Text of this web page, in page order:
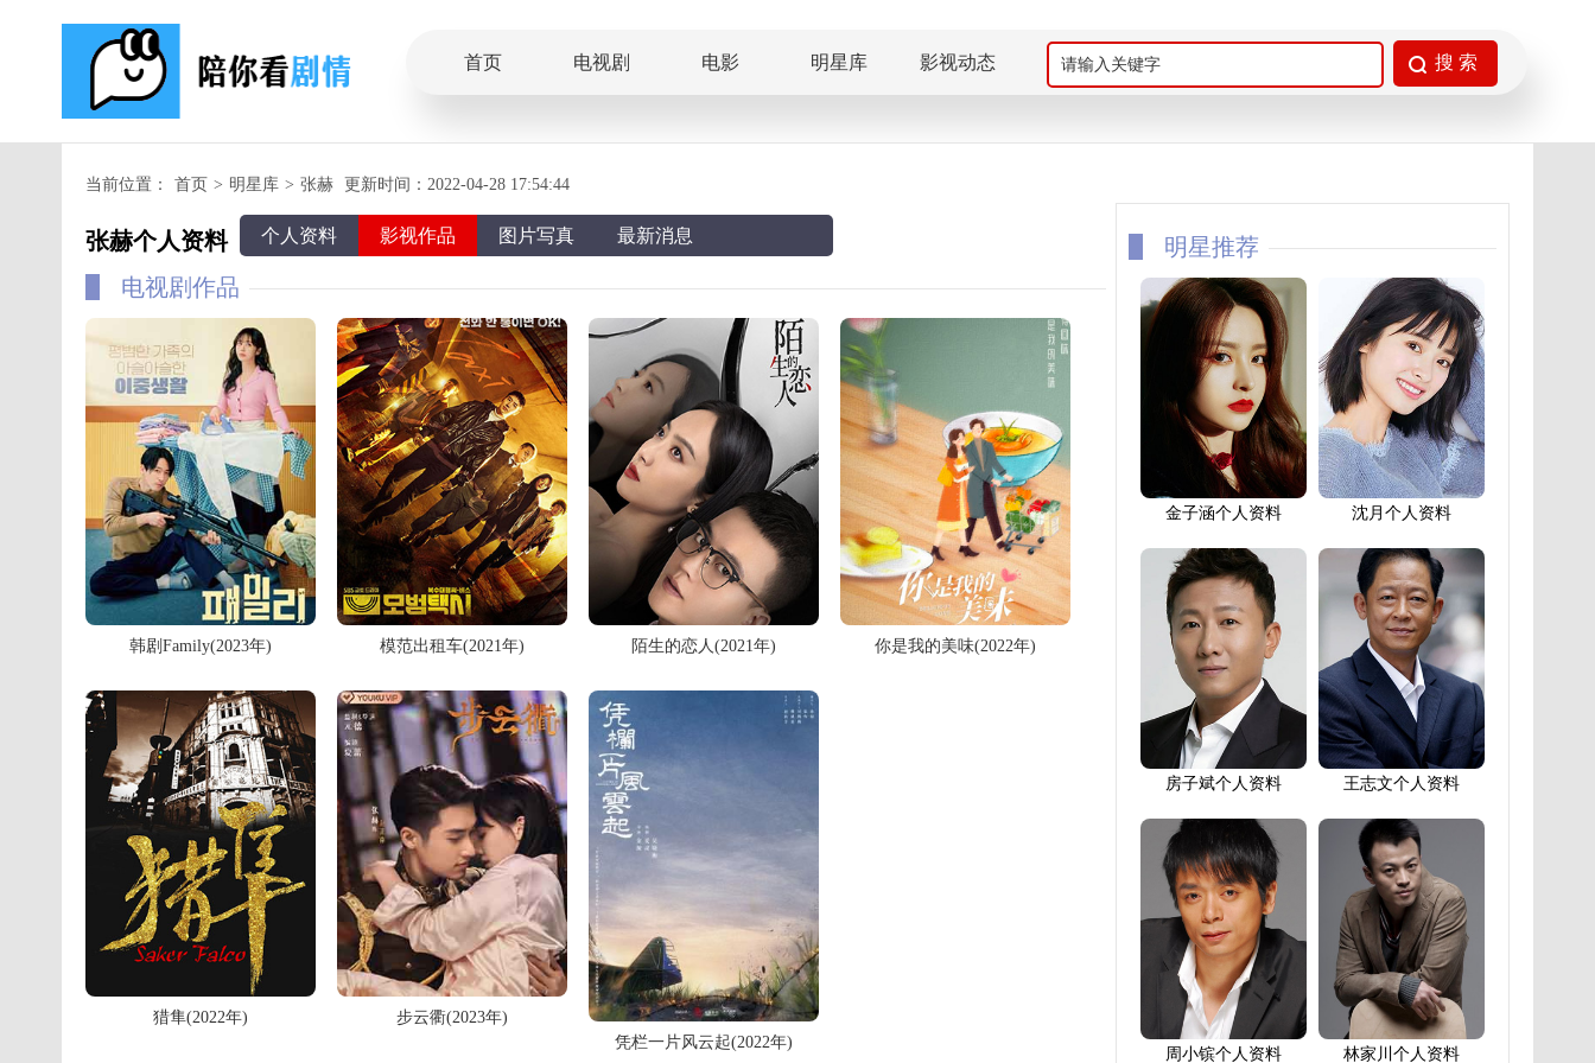
首页 电视剧 电影 明星库 影视动态
当前位置： 首页 > 明星库 > 张赫 更新时间：2022-04-28 17:54:44
张赫个人资料 个人资料 影视作品 图片写真 最新消息
电视剧作品
韩剧Family(2023年) 模范出租车(2021年) 陌生的恋人(2021年) 你是我的美味(2022年)
猎隼(2022年)
步云衢(2023年)
凭栏一片风云起(2022年)
明星推荐
金子涵个人资料 沈月个人资料
房子斌个人资料 王志文个人资料
周小镔个人资料 林家川个人资料